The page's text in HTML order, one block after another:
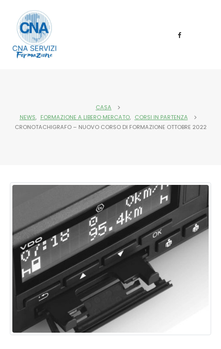
CASA
NEWS, FORMAZIONE A LIBERO MERCATO, CORSI IN PARTENZA
CRONOTACHIGRAFO – NUOVO CORSO DI FORMAZIONE OTTOBRE 2022